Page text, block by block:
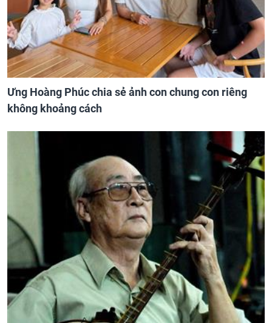
Ưng Hoàng Phúc chia sẻ ảnh con chung con riêng
không khoảng cách